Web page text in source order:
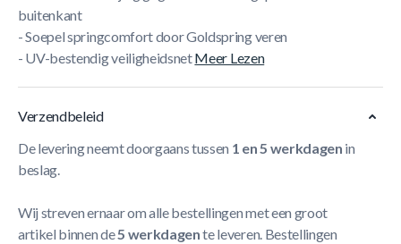
buitenkant
- Soepel springcomfort door Goldspring veren
- UV-bestendig veiligheidsnetMeer Lezen
Verzendbeleid
De levering neemt doorgaans tussen 1 en 5 werkdagen in
beslag.
Wij streven ernaar om alle bestellingen met een groot
artikel binnen de5 werkdagente leveren. Bestellingen